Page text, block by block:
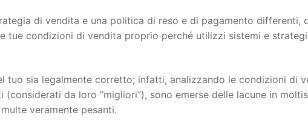
di vendita e una politica di reso e di pagamento differenti,
tue condizioni di vendita proprio perché utilizzi sistemi e
tuo sia legalmente corretto; infatti, analizzando le condizioni di
da loro “migliori”), sono emerse delle lacune in
veramente pesanti.